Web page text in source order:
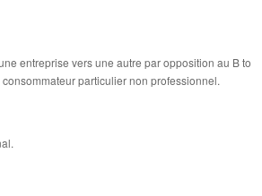
entreprise vers une autre par opposition au B to
particulier non professionnel.